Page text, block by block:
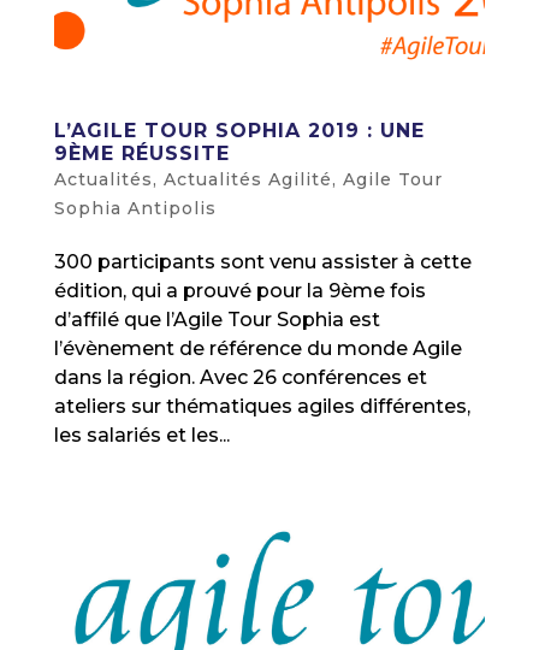
L’AGILE TOUR SOPHIA 2019 : UNE
9ÈME RÉUSSITE
Actualités, Actualités Agilité, Agile Tour
Sophia Antipolis
300 participants sont venu assister à cette
édition, qui a prouvé pour la 9ème fois
d’affilé que l’Agile Tour Sophia est
l’évènement de référence du monde Agile
dans la région. Avec 26 conférences et
ateliers sur thématiques agiles différentes,
les salariés et les...